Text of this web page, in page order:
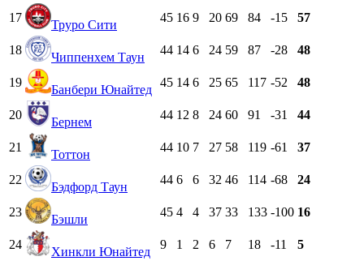
17
Труро Сити
45 16 9 20 69 84 -15 57
18
Чиппенхем Таун
44 14 6 24 59 87 -28 48
19
Банбери Юнайтед
45 14 6 25 65 117 -52 48
20
Бернем
44 12 8 24 60 91 -31 44
21
Тоттон
44 10 7 27 58 119 -61 37
22
Бэдфорд Таун
44 6 6 32 46 114 -68 24
23
Бэшли
45 4 4 37 33 133 -100 16
24
Хинкли Юнайтед
9 1 2 6 7 18 -11 5